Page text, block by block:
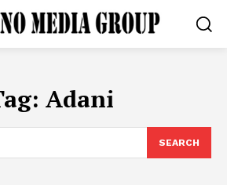
Adani
SEARCH